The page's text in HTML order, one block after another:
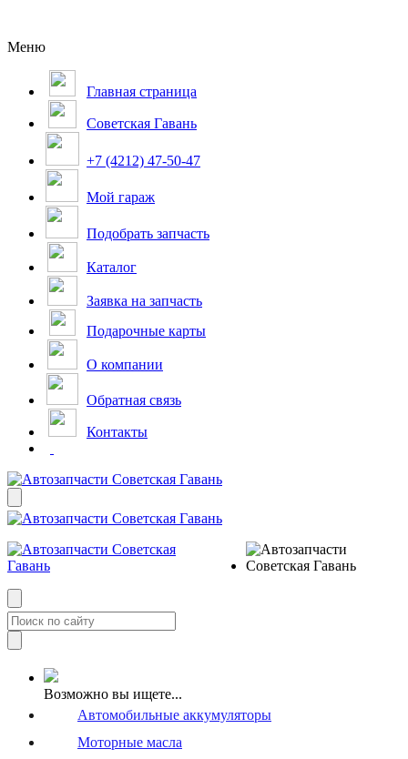
Меню
Главная страница
Советская Гавань
+7 (4212) 47-50-47
Мой гараж
Подобрать запчасть
Каталог
Заявка на запчасть
Подарочные карты
О компании
Обратная связь
Контакты
Возможно вы ищете...
Автомобильные аккумуляторы
Моторные масла